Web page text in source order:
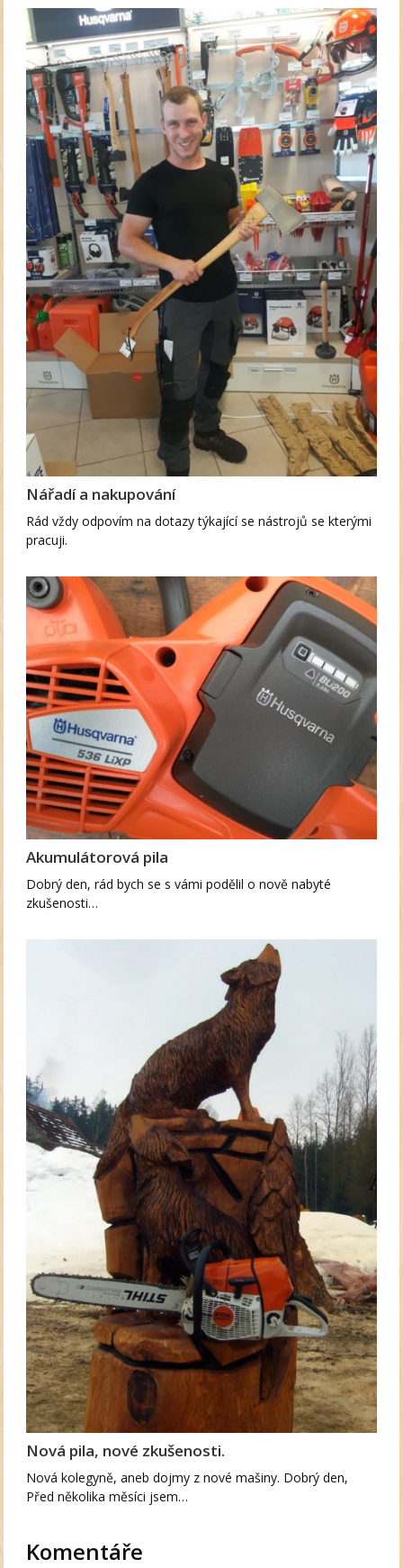
Nářadí a nakupování
Rád vždy odpovím na dotazy týkající se nástrojů se kterými
pracuji.
Akumulátorová pila
Dobrý den, rád bych se s vámi podělil o nově nabyté
zkušenosti…
Nová pila, nové zkušenosti.
Nová kolegyně, aneb dojmy z nové mašiny. Dobrý den,
Před několika měsíci jsem…
Komentáře